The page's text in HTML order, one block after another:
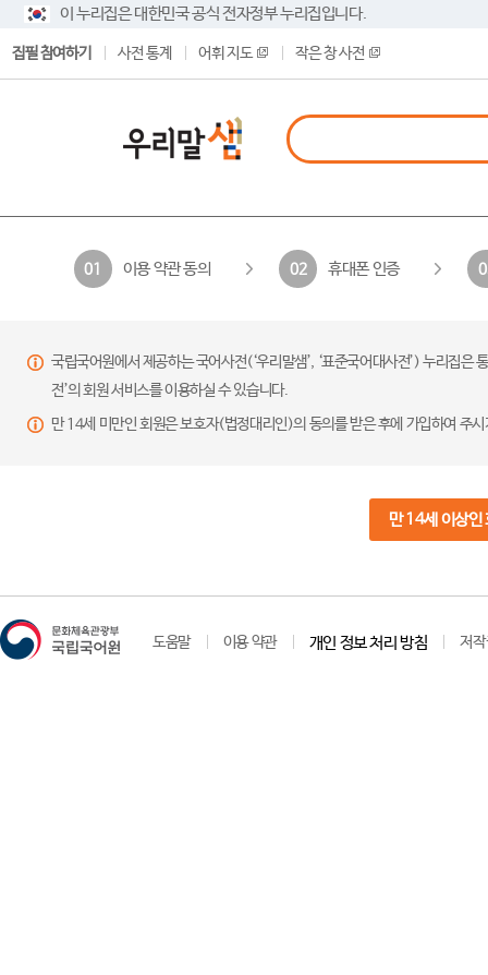
이 누리집은 대한민국 공식 전자정부 누리집입니다.
집필 참여하기 사전 통계 어휘 지도 작은 창 사전
01 이용 약관 동의 02 휴대폰 인증
국립국어원에서 제공하는 국어사전(‘우리말샘’, ‘표준국어대사전’) 누리집
전’의 회원 서비스를 이용하실 수 있습니다.
만 14세 미만인 회원은 보호자(법정대리인)의 동의를 받은 후에 가입하여 주
만 14세 이상인
도움말 이용 약관 개인 정보 처리 방침 저